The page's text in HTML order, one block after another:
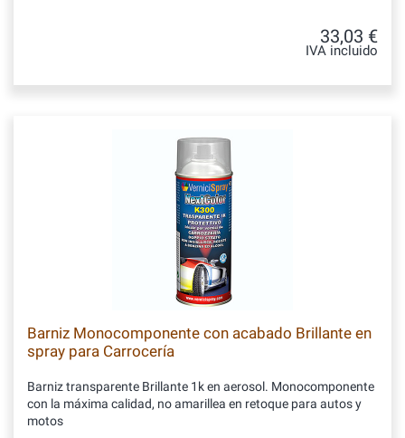
33,03 €
IVA incluido
Barniz Monocomponente con acabado Brillante en
spray para Carrocería
Barniz transparente Brillante 1k en aerosol. Monocomponente
con la máxima calidad, no amarillea en retoque para autos y
motos